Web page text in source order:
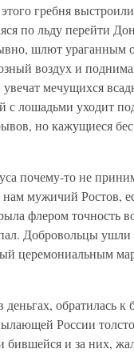
гребня
по льду перейти
шлют ураганным
воздух и
мечущихся
лошадьми уходит
но кажущиеся
почему-то не
мужичий Ростов,
флером точность
Добровольцы ушли
церемониальным
обратилась к
России
бившейся и за них,